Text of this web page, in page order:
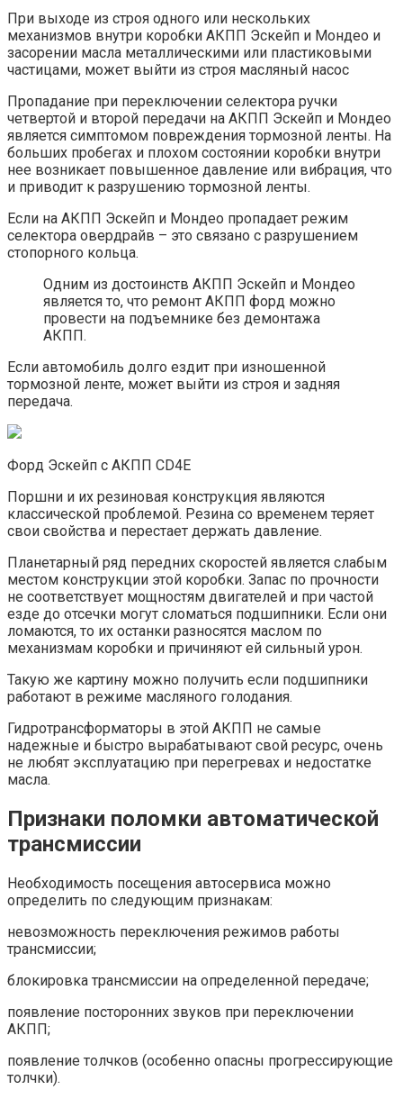
При выходе из строя одного или нескольких
механизмов внутри коробки АКПП Эскейп и Мондео и
засорении масла металлическими или пластиковыми
частицами, может выйти из строя масляный насос
Пропадание при переключении селектора ручки
четвертой и второй передачи на АКПП Эскейп и Мондео
является симптомом повреждения тормозной ленты. На
больших пробегах и плохом состоянии коробки внутри
нее возникает повышенное давление или вибрация, что
и приводит к разрушению тормозной ленты.
Если на АКПП Эскейп и Мондео пропадает режим
селектора овердрайв – это связано с разрушением
стопорного кольца.
Одним из достоинств АКПП Эскейп и Мондео
является то, что ремонт АКПП форд можно
провести на подъемнике без демонтажа
АКПП.
Если автомобиль долго ездит при изношенной
тормозной ленте, может выйти из строя и задняя
передача.
Форд Эскейп с АКПП CD4E
Поршни и их резиновая конструкция являются
классической проблемой. Резина со временем теряет
свои свойства и перестает держать давление.
Планетарный ряд передних скоростей является слабым
местом конструкции этой коробки. Запас по прочности
не соответствует мощностям двигателей и при частой
езде до отсечки могут сломаться подшипники. Если они
ломаются, то их останки разносятся маслом по
механизмам коробки и причиняют ей сильный урон.
Такую же картину можно получить если подшипники
работают в режиме масляного голодания.
Гидротрансформаторы в этой АКПП не самые
надежные и быстро вырабатывают свой ресурс, очень
не любят эксплуатацию при перегревах и недостатке
масла.
Признаки поломки автоматической
трансмиссии
Необходимость посещения автосервиса можно
определить по следующим признакам:
невозможность переключения режимов работы
трансмиссии;
блокировка трансмиссии на определенной передаче;
появление посторонних звуков при переключении
АКПП;
появление толчков (особенно опасны прогрессирующие
толчки).